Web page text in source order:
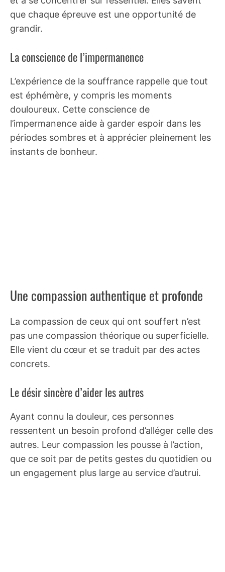
que chaque épreuve est une opportunité de
grandir.
La conscience de l’impermanence
L’expérience de la souffrance rappelle que tout
est éphémère, y compris les moments
douloureux. Cette conscience de
l’impermanence aide à garder espoir dans les
périodes sombres et à apprécier pleinement les
instants de bonheur.
Une compassion authentique et profonde
La compassion de ceux qui ont souffert n’est
pas une compassion théorique ou superficielle.
Elle vient du cœur et se traduit par des actes
concrets.
Le désir sincère d’aider les autres
Ayant connu la douleur, ces personnes
ressentent un besoin profond d’alléger celle des
autres. Leur compassion les pousse à l’action,
que ce soit par de petits gestes du quotidien ou
un engagement plus large au service d’autrui.